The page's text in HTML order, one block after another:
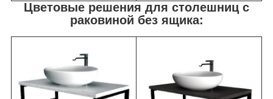
Цветовые решения для столешниц с
раковиной без ящика: